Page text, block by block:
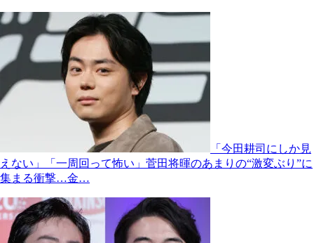
「今田耕司にしか見
えない」「一周回って怖い」菅田将暉のあまりの“激変ぶり”に
集まる衝撃…金…